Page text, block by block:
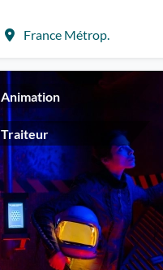
France Métrop.
Animation
Traiteur